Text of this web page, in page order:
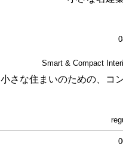
Smart & Compact
小さな住まいのための、コ